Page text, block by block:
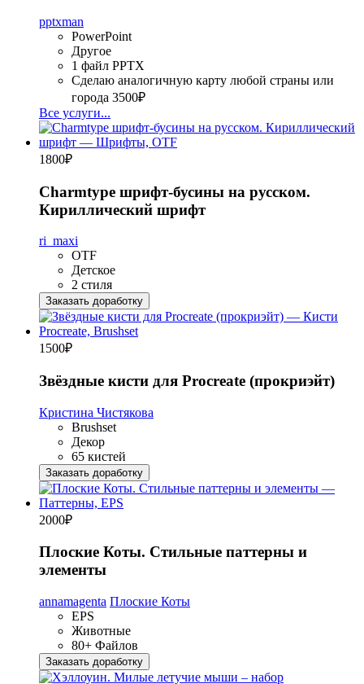
pptxman
PowerPoint
Другое
1 файл PPTX
Сделаю аналогичную карту любой страны или
города 3500₽
Все услуги...
1800₽
Charmtype шрифт-бусины на русском.
Кириллический шрифт
ri_maxi
OTF
Детское
2 стиля
Заказать доработку
1500₽
Звёздные кисти для Procreate (прокриэйт)
Кристина Чистякова
Brushset
Декор
65 кистей
Заказать доработку
2000₽
Плоские Коты. Стильные паттерны и
элементы
annamagenta Плоские Коты
EPS
Животные
80+ Файлов
Заказать доработку